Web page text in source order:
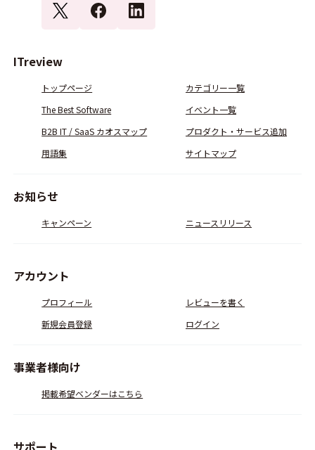
ITreview
トップページ
カテゴリー一覧
The Best Software
イベント一覧
B2B IT / SaaS カオスマップ
プロダクト・サービス追加
用語集
サイトマップ
お知らせ
キャンペーン ニュースリリース
アカウント
プロフィール
レビューを書く
新規会員登録
ログイン
事業者様向け
掲載希望ベンダーはこちら